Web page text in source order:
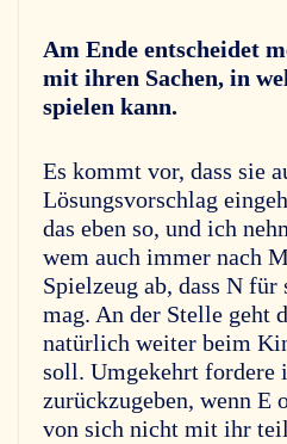
Am Ende entscheidet
mit ihren Sachen, in
spielen kann.
Es kommt vor, dass sie
Lösungsvorschlag
das eben so, und ich
wem auch immer nach
Spielzeug ab, dass N für
mag. An der Stelle geht
natürlich weiter beim
soll. Umgekehrt fordere
zurückzugeben, wenn E
von sich nicht mit ihr